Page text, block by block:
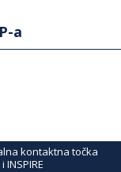
a
kontaktna točka
INSPIRE